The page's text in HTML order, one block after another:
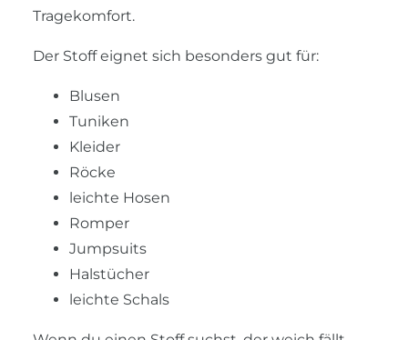
Tragekomfort.
Der Stoff eignet sich besonders gut für:
Blusen
Tuniken
Kleider
Röcke
leichte Hosen
Romper
Jumpsuits
Halstücher
leichte Schals